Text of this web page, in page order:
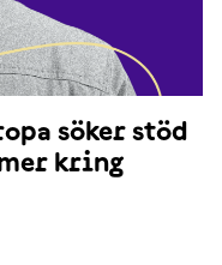
söker stöd
kring